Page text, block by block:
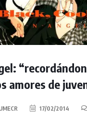
amores de
17/02/2014